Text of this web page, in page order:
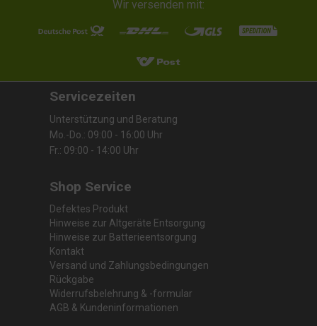
Wir versenden mit:
Servicezeiten
Unterstützung und Beratung
Mo.-Do.: 09:00 - 16:00 Uhr
Fr.: 09:00 - 14:00 Uhr
Shop Service
Defektes Produkt
Hinweise zur Altgeräte Entsorgung
Hinweise zur Batterieentsorgung
Kontakt
Versand und Zahlungsbedingungen
Rückgabe
Widerrufsbelehrung & -formular
AGB & Kundeninformationen